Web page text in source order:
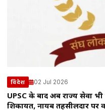
विदेश 02 Jul 2026
UPSC के बाद अब राज्य सेवा
शिकायत, नायब तहसीलदार पर